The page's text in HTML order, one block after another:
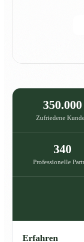
350.000
Zufriedene
340
Professionelle
Erfahren